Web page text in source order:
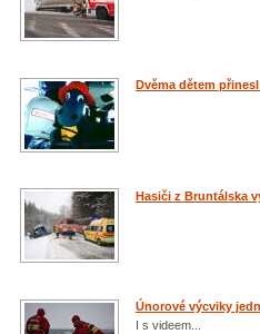
Dvěma dětem
Hasiči z Bruntálska
Únorové výcviky
I s videem...